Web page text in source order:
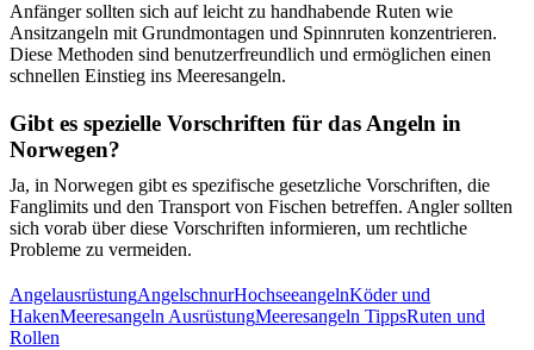
Anfänger sollten sich auf leicht zu handhabende Ruten wie
Ansitzangeln mit Grundmontagen und Spinnruten konzentrieren.
Diese Methoden sind benutzerfreundlich und ermöglichen einen
schnellen Einstieg ins Meeresangeln.
Gibt es spezielle Vorschriften für das Angeln in
Norwegen?
Ja, in Norwegen gibt es spezifische gesetzliche Vorschriften, die
Fanglimits und den Transport von Fischen betreffen. Angler sollten
sich vorab über diese Vorschriften informieren, um rechtliche
Probleme zu vermeiden.
AngelausrüstungAngelschnurHochseeangelnKöder und
HakenMeeresangeln AusrüstungMeeresangeln TippsRuten und
Rollen